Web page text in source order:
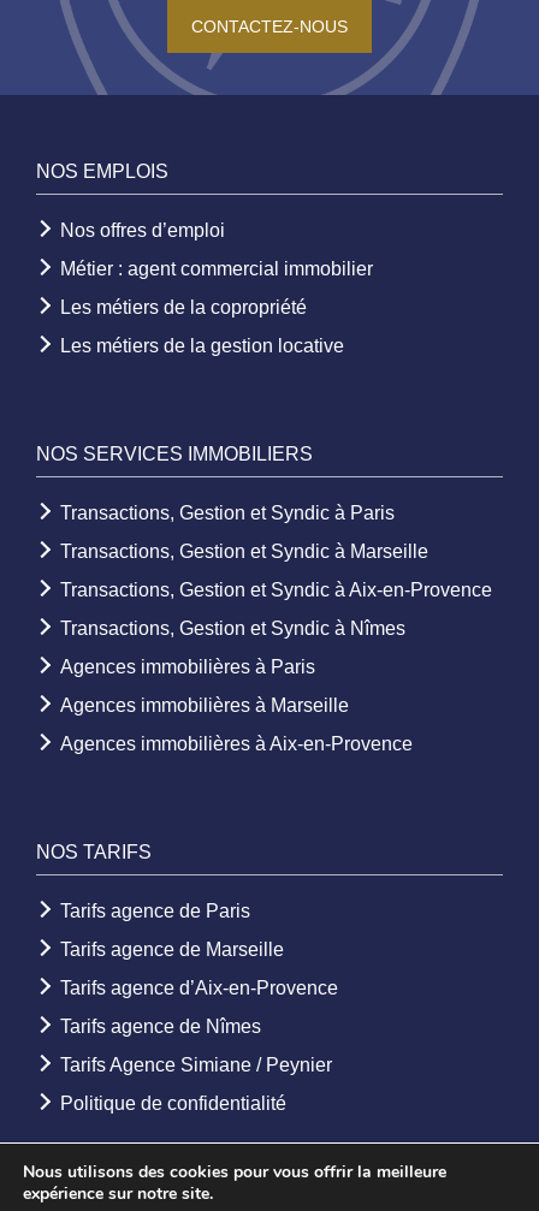
CONTACTEZ-NOUS
NOS EMPLOIS
Nos offres d’emploi
Métier : agent commercial immobilier
Les métiers de la copropriété
Les métiers de la gestion locative
NOS SERVICES IMMOBILIERS
Transactions, Gestion et Syndic à Paris
Transactions, Gestion et Syndic à Marseille
Transactions, Gestion et Syndic à Aix-en-Provence
Transactions, Gestion et Syndic à Nîmes
Agences immobilières à Paris
Agences immobilières à Marseille
Agences immobilières à Aix-en-Provence
NOS TARIFS
Tarifs agence de Paris
Tarifs agence de Marseille
Tarifs agence d’Aix-en-Provence
Tarifs agence de Nîmes
Tarifs Agence Simiane / Peynier
Politique de confidentialité
Nous utilisons des cookies pour vous offrir la meilleure
expérience sur notre site.